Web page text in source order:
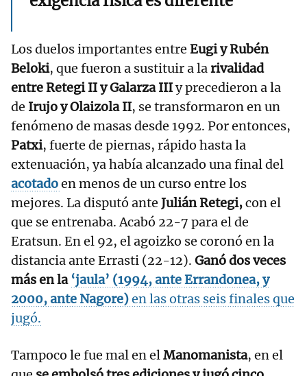
Los duelos importantes entre Eugi y Rubén
Beloki, que fueron a sustituir a larivalidad
entre Retegi II y Galarza IIIy precedieron a la
de Irujo y Olaizola II, se transformaron en un
fenómeno de masas desde 1992. Por entonces,
Patxi, fuerte de piernas, rápido hasta la
extenuación, ya había alcanzado una final del
acotadoen menos de un curso entre los
mejores. La disputó ante Julián Retegi,con el
que se entrenaba. Acabó 22-7 para el de
Eratsun. En el 92, el agoizko se coronó en la
distancia ante Errasti (22-12). Ganó dos veces
más en la ‘jaula’ (1994, ante Errandonea, y
2000, ante Nagore)en las otras seis finales que
jugó.
Tampoco le fue mal en elManomanista, en el